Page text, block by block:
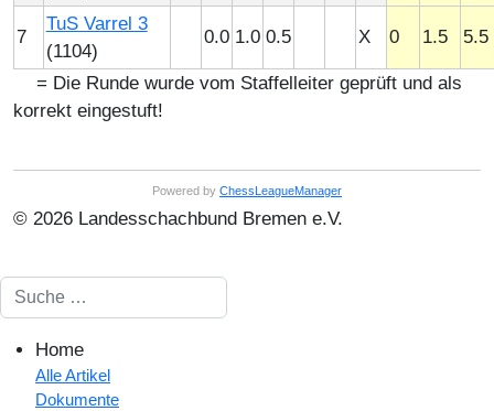
7
TuS Varrel 3
(1104)
0.0 1.0 0.5 X 0 1.5 5.5
= Die Runde wurde vom Staffelleiter geprüft und als
korrekt eingestuft!
Powered by ChessLeagueManager
© 2026 Landesschachbund Bremen e.V.
Suchen
Home
Alle Artikel
Dokumente